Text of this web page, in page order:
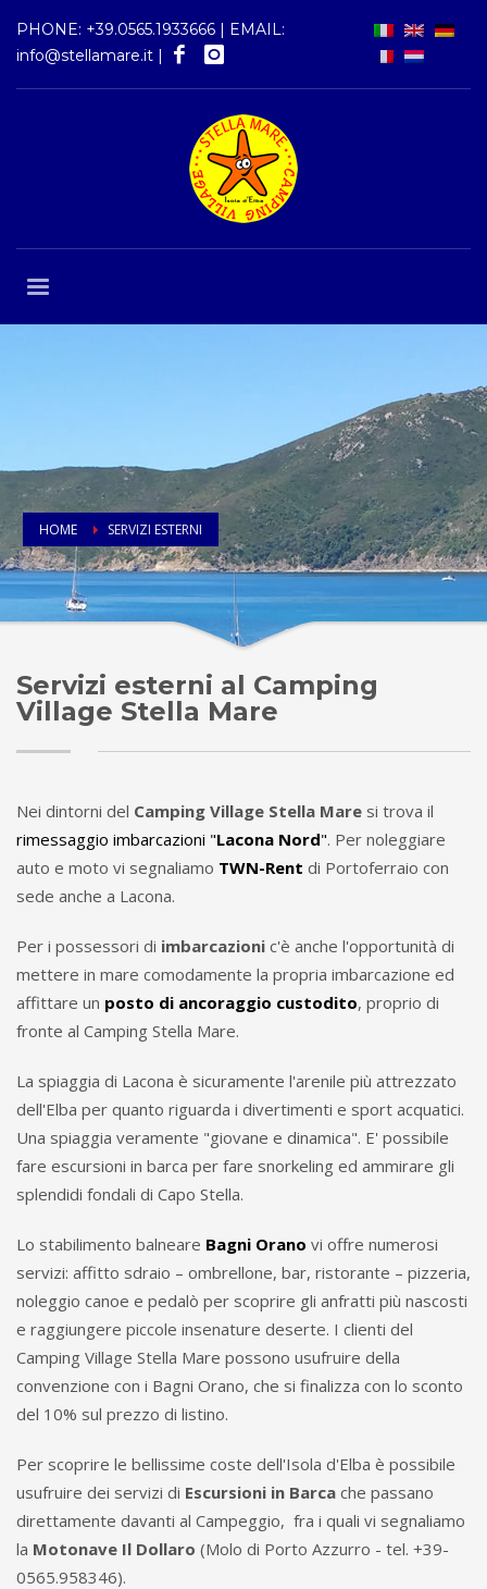
PHONE: +39.0565.1933666 | EMAIL:
info@stellamare.it |
HOME SERVIZI ESTERNI
Servizi esterni al Camping
Village Stella Mare
Nei dintorni del Camping Village Stella Mare si trova il
rimessaggio imbarcazioni "Lacona Nord". Per noleggiare
auto e moto vi segnaliamo TWN-Rent di Portoferraio con
sede anche a Lacona.
Per i possessori di imbarcazioni c'è anche l'opportunità di
mettere in mare comodamente la propria imbarcazione ed
affittare un posto di ancoraggio custodito, proprio di
fronte al Camping Stella Mare.
La spiaggia di Lacona è sicuramente l'arenile più attrezzato
dell'Elba per quanto riguarda i divertimenti e sport acquatici.
Una spiaggia veramente "giovane e dinamica". E' possibile
fare escursioni in barca per fare snorkeling ed ammirare gli
splendidi fondali di Capo Stella.
Lo stabilimento balneare Bagni Orano vi offre numerosi
servizi: affitto sdraio – ombrellone, bar, ristorante – pizzeria,
noleggio canoe e pedalò per scoprire gli anfratti più nascosti
e raggiungere piccole insenature deserte. I clienti del
Camping Village Stella Mare possono usufruire della
convenzione con i Bagni Orano, che si finalizza con lo sconto
del 10% sul prezzo di listino.
Per scoprire le bellissime coste dell'Isola d'Elba è possibile
usufruire dei servizi di Escursioni in Barca che passano
direttamente davanti al Campeggio, fra i quali vi segnaliamo
la Motonave Il Dollaro (Molo di Porto Azzurro - tel. +39-
0565.958346).